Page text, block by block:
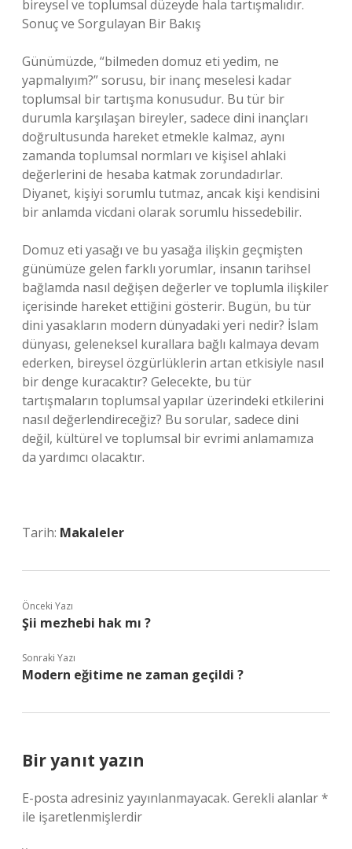
bireysel ve toplumsal düzeyde hala tartışmalıdır.
Sonuç ve Sorgulayan Bir Bakış
Günümüzde, “bilmeden domuz eti yedim, ne
yapmalıyım?” sorusu, bir inanç meselesi kadar
toplumsal bir tartışma konusudur. Bu tür bir
durumla karşılaşan bireyler, sadece dini inançları
doğrultusunda hareket etmekle kalmaz, aynı
zamanda toplumsal normları ve kişisel ahlaki
değerlerini de hesaba katmak zorundadırlar.
Diyanet, kişiyi sorumlu tutmaz, ancak kişi kendisini
bir anlamda vicdani olarak sorumlu hissedebilir.
Domuz eti yasağı ve bu yasağa ilişkin geçmişten
günümüze gelen farklı yorumlar, insanın tarihsel
bağlamda nasıl değişen değerler ve toplumla ilişkiler
içerisinde hareket ettiğini gösterir. Bugün, bu tür
dini yasakların modern dünyadaki yeri nedir? İslam
dünyası, geleneksel kurallara bağlı kalmaya devam
ederken, bireysel özgürlüklerin artan etkisiyle nasıl
bir denge kuracaktır? Gelecekte, bu tür
tartışmaların toplumsal yapılar üzerindeki etkilerini
nasıl değerlendireceğiz? Bu sorular, sadece dini
değil, kültürel ve toplumsal bir evrimi anlamamıza
da yardımcı olacaktır.
Tarih: Makaleler
Önceki Yazı
Şii mezhebi hak mı ?
Sonraki Yazı
Modern eğitime ne zaman geçildi ?
Bir yanıt yazın
E-posta adresiniz yayınlanmayacak. Gerekli alanlar*
ile işaretlenmişlerdir